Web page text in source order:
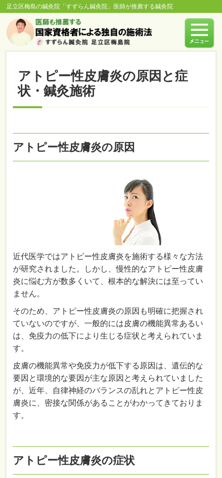
足立区梅島の鍼灸院「すずらん鍼灸院」医師が推薦する鍼灸院
アトピー性皮膚炎の原因と症
状・鍼灸施術
アトピー性皮膚炎の原因
近代医学ではアトピー性皮膚炎を施術する様々な方法
が研究されました。しかし、慢性的なアトピー性皮膚
炎に悩む方が数多くいて、根本的な解決には至ってい
ません。
そのため、アトピー性皮膚炎の原因も明確に把握され
ていないのですが、一般的には皮膚の機能異常あるい
は、免疫力の低下により生じる症状と考えられていま
す。
皮膚の機能異常や免疫力が低下する原因は、遺伝的な
要因と環境的な要因が主な原因と考えられていました
が、近年、自律神経のバランスの乱れとアトピー性皮
膚炎に、密接な関係があることがわかってきておりま
す。
アトピー性皮膚炎の症状